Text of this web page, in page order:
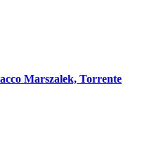
Marszalek, Torrente